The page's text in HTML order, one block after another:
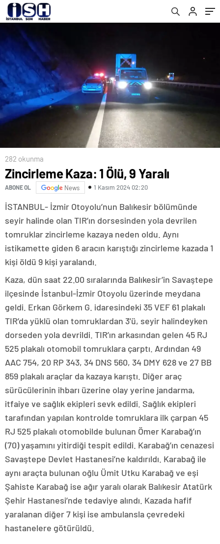
282 okunma
Zincirleme Kaza: 1 Ölü, 9 Yaralı
ABONE OL News 1 Kasım 2024 02:20
İSTANBUL- İzmir Otoyolu’nun Balıkesir bölümünde
seyir halinde olan TIR’ın dorsesinden yola devrilen
tomruklar zincirleme kazaya neden oldu. Aynı
istikamette giden 6 aracın karıştığı zincirleme kazada 1
kişi öldü 9 kişi yaralandı.
Kaza, dün saat 22.00 sıralarında Balıkesir’in Savaştepe
ilçesinde İstanbul-İzmir Otoyolu üzerinde meydana
geldi. Erkan Görkem G. idaresindeki 35 VEF 61 plakalı
TIR’da yüklü olan tomruklardan 3’ü, seyir halindeyken
dorseden yola devrildi. TIR’ın arkasından gelen 45 RJ
525 plakalı otomobil tomruklara çarptı. Ardından 49
AAC 754, 20 RP 343, 34 DNS 560, 34 DMY 628 ve 27 BB
859 plakalı araçlar da kazaya karıştı. Diğer araç
sürücülerinin ihbarı üzerine olay yerine jandarma,
itfaiye ve sağlık ekipleri sevk edildi. Sağlık ekipleri
tarafından yapılan kontrolde tomruklara ilk çarpan 45
RJ 525 plakalı otomobilde bulunan Ömer Karabağ’ın
(70) yaşamını yitirdiği tespit edildi. Karabağ’ın cenazesi
Savaştepe Devlet Hastanesi’ne kaldırıldı. Karabağ ile
aynı araçta bulunan oğlu Ümit Utku Karabağ ve eşi
Şahiste Karabağ ise ağır yaralı olarak Balıkesir Atatürk
Şehir Hastanesi’nde tedaviye alındı. Kazada hafif
yaralanan diğer 7 kişi ise ambulansla çevredeki
hastanelere götürüldü.